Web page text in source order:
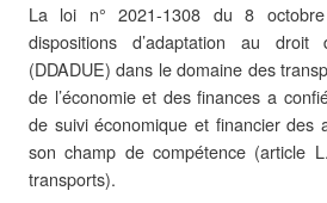
La loi n° 2021-1308 du 8
dispositions d’adaptation au droit
(DDADUE) dans le domaine des
de l’économie et des finances a
de suivi économique et financier des
son champ de compétence (article
transports).